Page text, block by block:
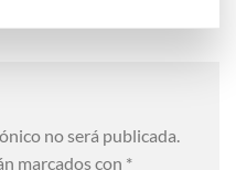
no será publicada.
marcados con *